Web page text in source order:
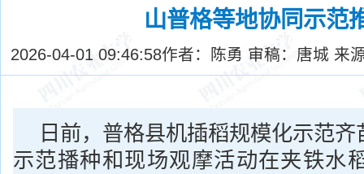
山普格等地协同示范
2026-04-01 09:46:58作者：陈勇 审稿：唐城 来
日前，普格县机插稻规模化示范
示范播种和现场观摩活动在夹铁水